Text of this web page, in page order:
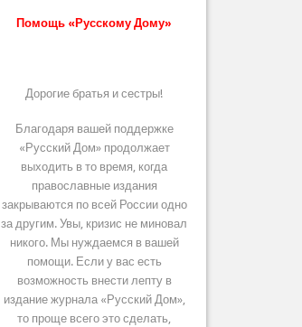
Помощь «Русскому Дому»
Дорогие братья и сестры!
Благодаря вашей поддержке
«Русский Дом» продолжает
выходить в то время, когда
православные издания
закрываются по всей России одно
за другим. Увы, кризис не миновал
никого. Мы нуждаемся в вашей
помощи. Если у вас есть
возможность внести лепту в
издание журнала «Русский Дом»,
то проще всего это сделать,